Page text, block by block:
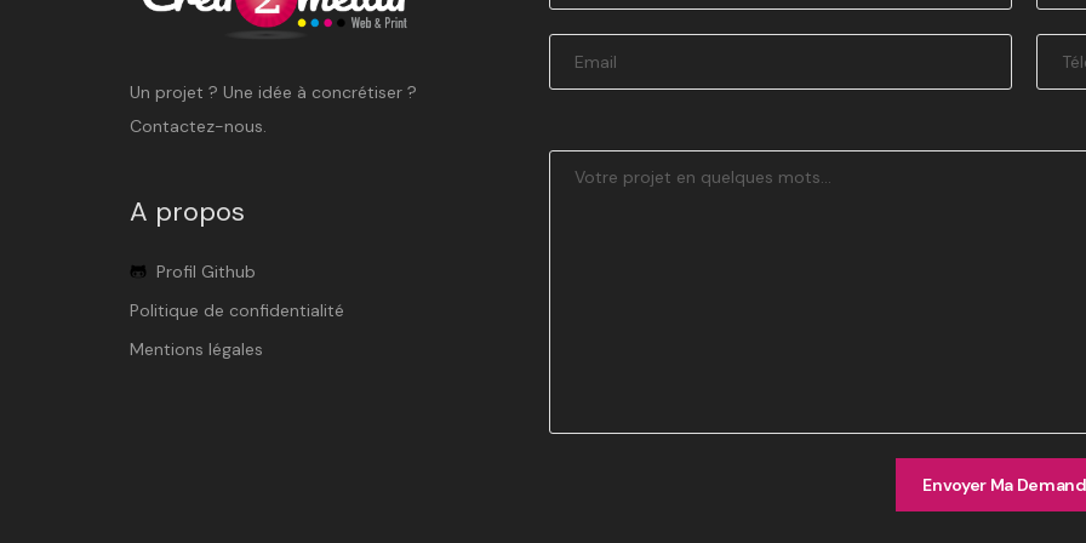
Un projet ? Une idée à concrétiser ?
Contactez-nous.
A propos
Profil Github
Politique de confidentialité
Mentions légales
Envoyer Ma